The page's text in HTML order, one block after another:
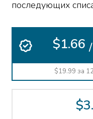
последующих
$1.66
$19.99 за